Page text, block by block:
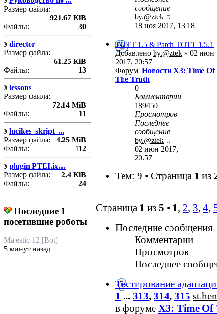
Размер файла:
921.67 KiB
Файлы:
30
director
Размер файла:
61.25 KiB
Файлы:
13
lessons
Размер файла:
72.14 MiB
Файлы:
11
lucikes_skript_...
Размер файла:
4.25 MiB
Файлы:
112
plugin.PTEI.ix....
Размер файла:
2.4 KiB
Файлы:
24
Последние 1
посетившие роботы
Majestic-12 [Bot]
5 минут назад
сообщение
by.@ztek
18 ноя 2017, 13:18
TOTT 1.5 & Patch TOTT 1.5.1
Добавлено by.@ztek » 02 июн
2017, 20:57
Форум: Новости X3: Time Of
The Truth
0
Комментарии
189450
Просмотров
Последнее
сообщение
by.@ztek
02 июн 2017,
20:57
Тем: 9 • Страница 1 из
Страница 1 из 5 • 1, 2, 3, 4,
Последние сообщения
Комментарии
Просмотров
Последнее
Тестирование
1 ... 313, 314, 315
в форуме X3: Time Of